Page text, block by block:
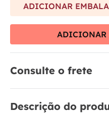
ADICIONAR
ADICIONAR
Consulte o frete
Descrição do